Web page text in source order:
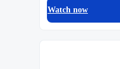
Watch now